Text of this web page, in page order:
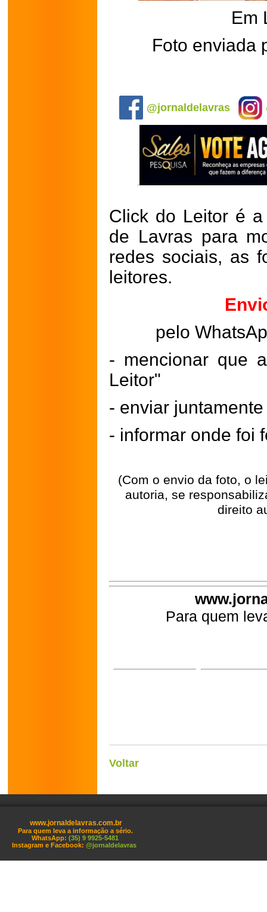
Em
Foto enviada
@jornaldelavras
Click do Leitor é
de Lavras para
redes sociais, as
leitores.
pelo
- mencionar que
Leitor"
- enviar
- informar onde foi
(Com o envio da foto, o
autoria, se
direito
Para quem
Voltar
www.jornaldelavras.com.br
Para quem leva a informação a sério.
WhatsApp: (35) 9 9925-5481
Instagram e Facebook: @jornaldelavras